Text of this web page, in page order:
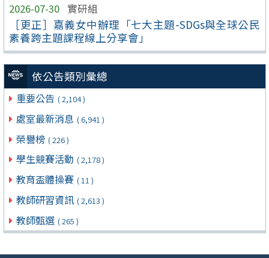
2026-07-30 實研組
［更正］嘉義女中辦理「七大主題-SDGs與全球公民
素養跨主題課程線上分享會」
依公告類別彙總
重要公告 ( 2,104 )
處室最新消息 ( 6,941 )
榮譽榜 ( 226 )
學生競賽活動 ( 2,178 )
教育盃體操賽 ( 11 )
教師研習資訊 ( 2,613 )
教師甄選 ( 265 )